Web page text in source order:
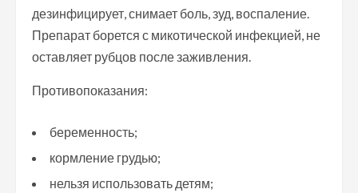
дезинфицирует, снимает боль, зуд, воспаление.
Препарат борется с микотической инфекцией, не
оставляет рубцов после заживления.
Противопоказания:
беременность;
кормление грудью;
нельзя использовать детям;